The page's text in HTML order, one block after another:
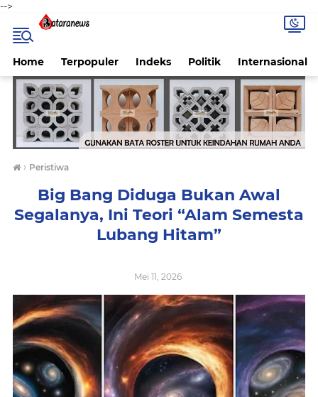
-->
Home Terpopuler Indeks Politik Internasional
› Peristiwa
Big Bang Diduga Bukan Awal
Segalanya, Ini Teori “Alam Semesta
Lubang Hitam”
Mei 11, 2026